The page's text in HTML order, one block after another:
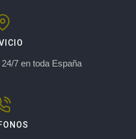
7 en toda España